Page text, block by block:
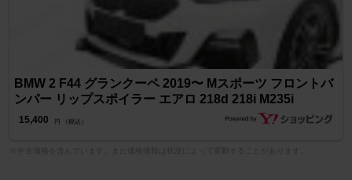
BMW 2 F44 グランクーペ 2019〜 Mスポーツ フロントバ
ンパー リップスポイラー エアロ 218d 218i M235i
15,400 円 （税込）